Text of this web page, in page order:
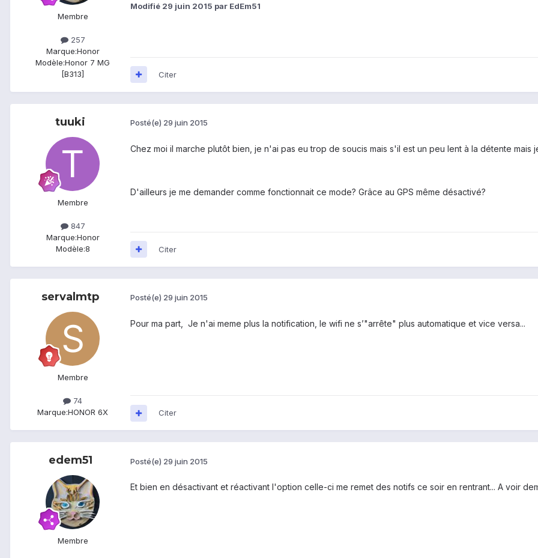
Membre
257
Marque:Honor
Modèle:Honor 7 MG
[B313]
Modifié 29 juin 2015 par EdEm51
Citer
tuuki
Membre
847
Marque:Honor
Modèle:8
Posté(e) 29 juin 2015
Chez moi il marche plutôt bien, je n'ai pas eu trop de soucis mais s'il est un peu lent à la détente mais
D'ailleurs je me demander comme fonctionnait ce mode? Grâce au GPS même désactivé?
Citer
servalmtp
Membre
74
Marque:HONOR 6X
Posté(e) 29 juin 2015
Pour ma part, Je n'ai meme plus la notification, le wifi ne s’"arrête" plus automatique et vice versa...
Citer
edem51
Membre
Posté(e) 29 juin 2015
Et bien en désactivant et réactivant l'option celle-ci me remet des notifs ce soir en rentrant... A voir